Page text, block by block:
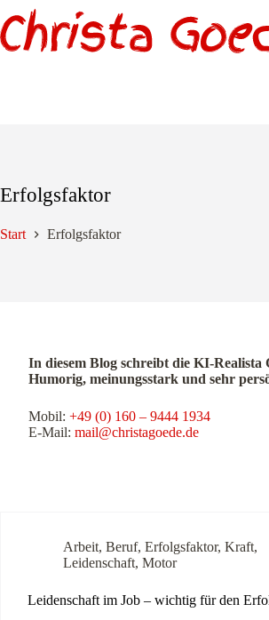
Inhalt
springen
Erfolgsfaktor
Start Erfolgsfaktor
In diesem Blog schreibt die KI-
Humorig, meinungsstark und sehr
Mobil: +49 (0) 160 – 9444 1934
E-Mail: mail@christagoede.de
Arbeit, Beruf, Erfolgsfaktor, Kraft,
Leidenschaft, Motor
Leidenschaft im Job – wichtig für den